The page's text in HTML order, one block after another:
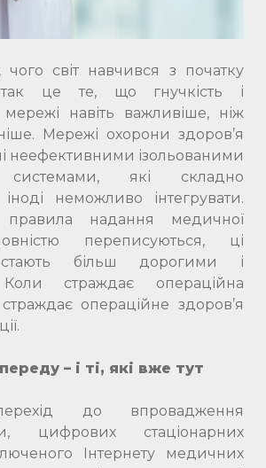
світ навчився з початку
це те, що гнучкість і
мережі навіть важливіше, ніж
Мережі охорони здоров’я
неефективними ізольованими
системами, які складно
неможливо інтегрувати.
надання медичної
переписуються, ці
більш дорогими і
Коли страждає операційна
страждає операційне здоров’я
– і ті, які вже тут
до впровадження
цифрових стаціонарних
Інтернету медичних